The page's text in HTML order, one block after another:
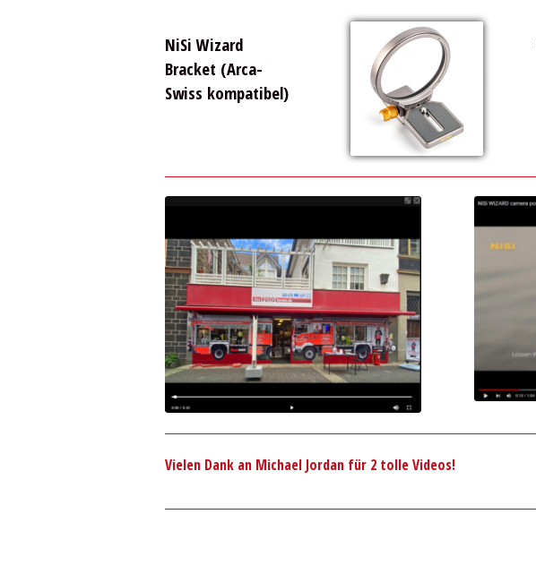
NiSi Wizard
Bracket (Arca-
Swiss kompatibel)
Vielen Dank an Michael Jordan für 2 tolle Videos!